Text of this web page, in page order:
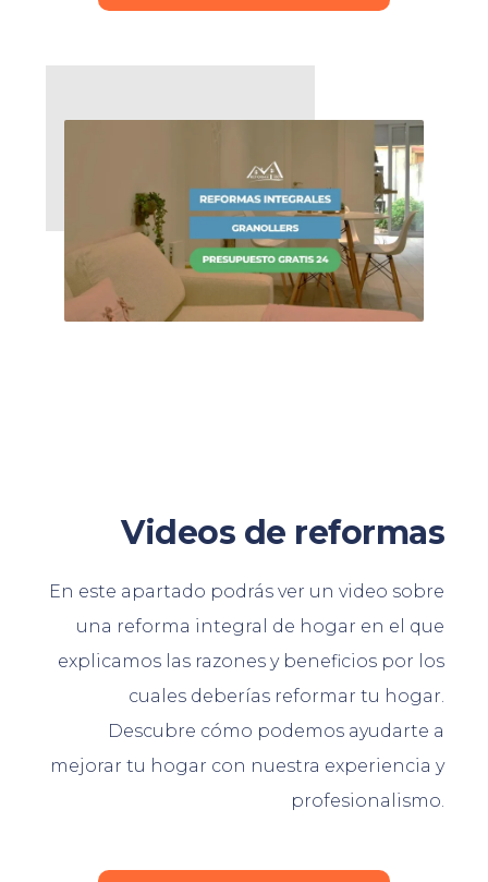
Videos de reformas
En este apartado podrás ver un video sobre
una reforma integral de hogar en el que
explicamos las razones y beneficios por los
cuales deberías reformar tu hogar.
Descubre cómo podemos ayudarte a
mejorar tu hogar con nuestra experiencia y
profesionalismo.